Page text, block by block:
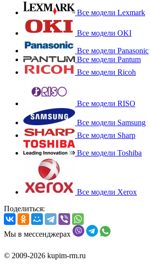
Все модели Lexmark
Все модели OKI
Все модели Panasonic
Все модели Pantum
Все модели Ricoh
Все модели RISO
Все модели Samsung
Все модели Sharp
Все модели Toshiba
Все модели Xerox
Поделиться:
Мы в мессенджерах
© 2009-2026 kupim-rm.ru